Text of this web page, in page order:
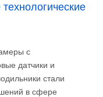
с
датчики и
стали
в сфере